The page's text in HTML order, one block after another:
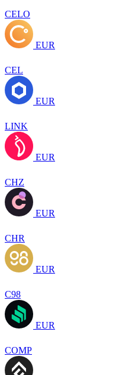
CELO
EUR
CEL
EUR
LINK
EUR
CHZ
EUR
CHR
EUR
C98
EUR
COMP